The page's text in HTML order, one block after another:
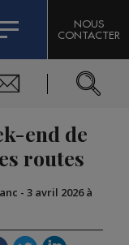
NOUS
CONTACTER
end de
routes
- 3 avril 2026 à